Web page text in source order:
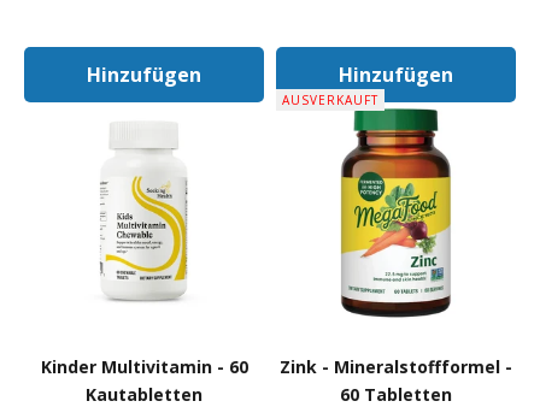
In Den Warenkorb
Hinzufügen
In Den
Hinzufügen
Kinder Multivitamin - 60
Kautabletten
AUSVERKAUFT
Zink - Mineralstoffformel -
60 Tabletten